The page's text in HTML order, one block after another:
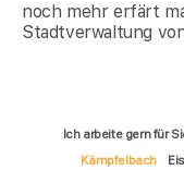
noch mehr erfärt
Stadtverwaltung
Ich arbeite gern für
Kämpfelbach